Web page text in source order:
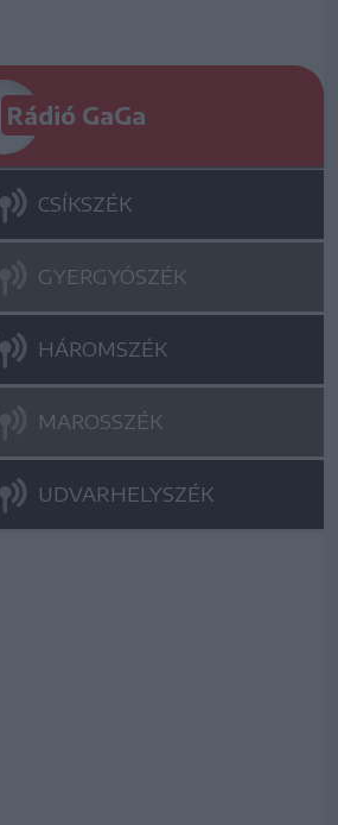
Rádió GaGa
CSÍKSZÉK
GYERGYÓSZÉK
HÁROMSZÉK
MAROSSZÉK
UDVARHELYSZÉK